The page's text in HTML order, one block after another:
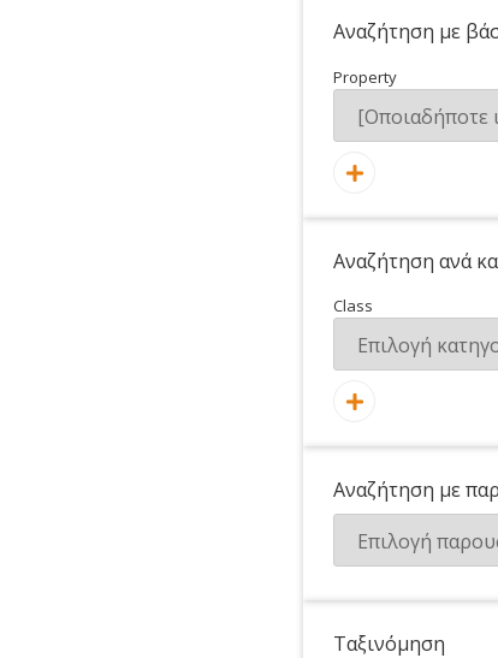
Αναζήτηση με
Property
Αναζήτηση ανά
Class
Αναζήτηση με
Ταξινόμηση